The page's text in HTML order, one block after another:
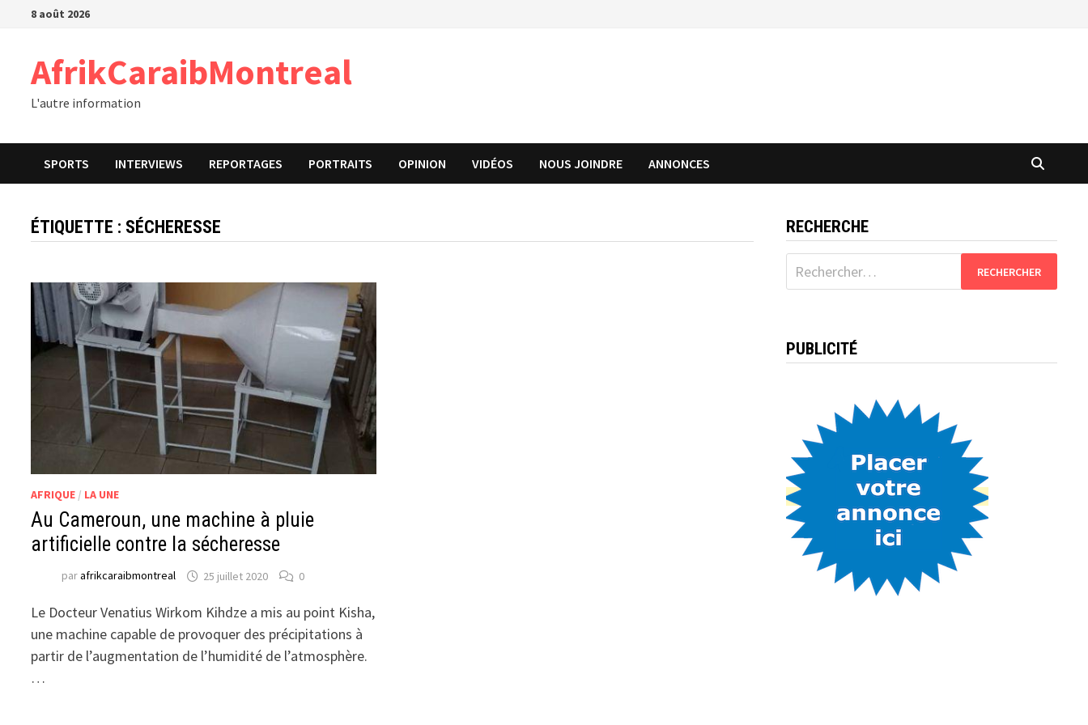
Passer8 août 2026
AfrikCaraibMontreal
L'autre information
SPORTS INTERVIEWS REPORTAGES PORTRAITS OPINION VIDÉOS NOUS JOINDRE ANNONCES
ÉTIQUETTE : SÉCHERESSE
AFRIQUE / LA UNE
Au Cameroun, une machine à pluie
artificielle contre la sécheresse
parafrikcaraibmontreal 25 juillet 2020 0
Le Docteur Venatius Wirkom Kihdze a mis au point Kisha,
une machine capable de provoquer des précipitations à
partir de l’augmentation de l’humidité de l’atmosphère.
…
RECHERCHE
Rechercher :
PUBLICITÉ